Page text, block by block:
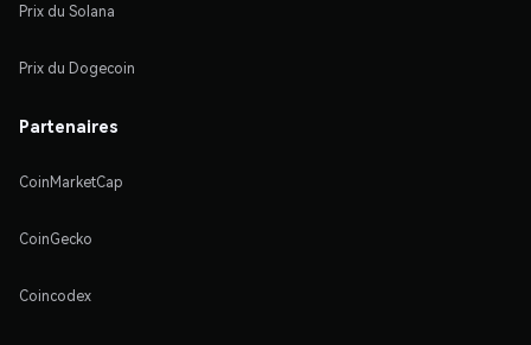
Prix du Solana
Prix du Dogecoin
Partenaires
CoinMarketCap
CoinGecko
Coincodex